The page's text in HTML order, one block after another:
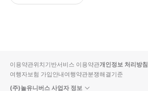
입니
다.
순
상
이용약관위치기반서비스 이용약관개인정보 처리방침
여행자보험 가입안내여행약관분쟁해결기준
(주)놀유니버스 사업자 정보